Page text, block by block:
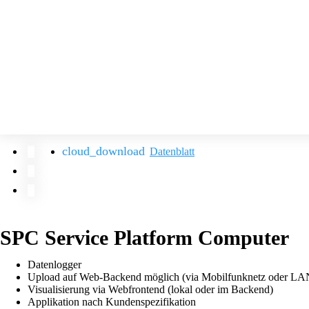
Datenblatt
SPC Service Platform Computer
Datenlogger
Upload auf Web-Backend möglich (via Mobilfunknetz oder
Visualisierung via Webfrontend (lokal oder im Backend)
Applikation nach Kundenspezifikation